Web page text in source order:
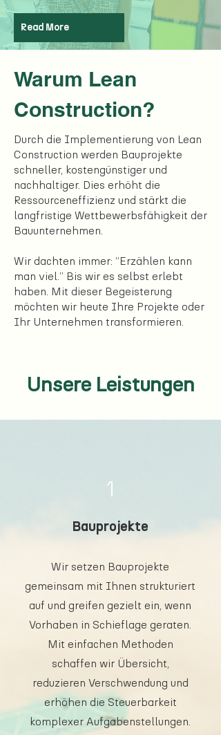
Read More
Warum Lean
Construction?
Durch die Implementierung von Lean
Construction werden Bauprojekte
schneller, kostengünstiger und
nachhaltiger. Dies erhöht die
Ressourceneffizienz und stärkt die
langfristige Wettbewerbsfähigkeit der
Bauunternehmen.
Wir dachten immer: “Erzählen kann
man viel.” Bis wir es selbst erlebt
haben. Mit dieser Begeisterung
möchten wir heute Ihre Projekte oder
Ihr Unternehmen transformieren.
Unsere Leistungen
1
Bauprojekte
Wir setzen Bauprojekte
gemeinsam mit Ihnen strukturiert
auf und greifen gezielt ein, wenn
Vorhaben in Schieflage geraten.
Mit einfachen Methoden
schaffen wir Übersicht,
reduzieren Verschwendung und
erhöhen die Steuerbarkeit
komplexer Aufgabenstellungen.